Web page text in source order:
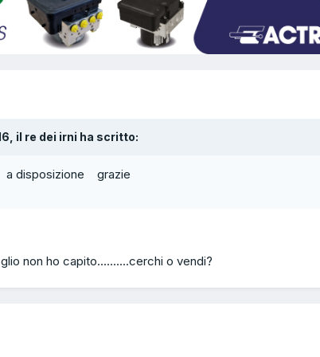
il re dei irni ha scritto:
a disposizione grazie
non ho capito..........cerchi o vendi?